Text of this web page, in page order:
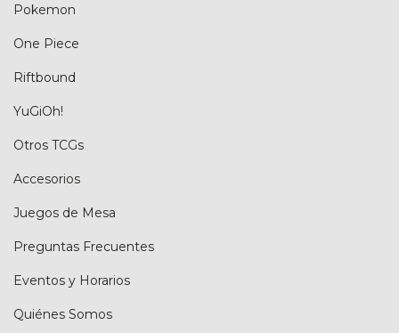
Pokemon
One Piece
Riftbound
YuGiOh!
Otros TCGs
Accesorios
Juegos de Mesa
Preguntas Frecuentes
Eventos y Horarios
Quiénes Somos